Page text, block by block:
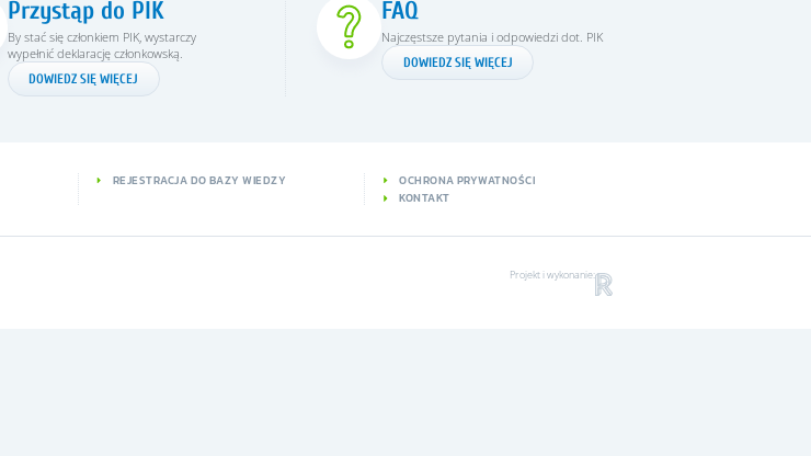
Przystąp do PIK
By stać się członkiem PIK, wystarczy
wypełnić deklarację członkowską.
DOWIEDZ SIĘ WIĘCEJ
FAQ
Najczęstsze pytania i odpowiedzi dot. PIK
DOWIEDZ SIĘ WIĘCEJ
REJESTRACJA DO BAZY WIEDZY
OCHRONA PRYWATNOŚCI
KONTAKT
Projekt i wykonanie: